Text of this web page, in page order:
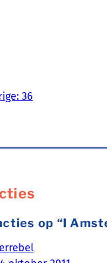
36
op “I